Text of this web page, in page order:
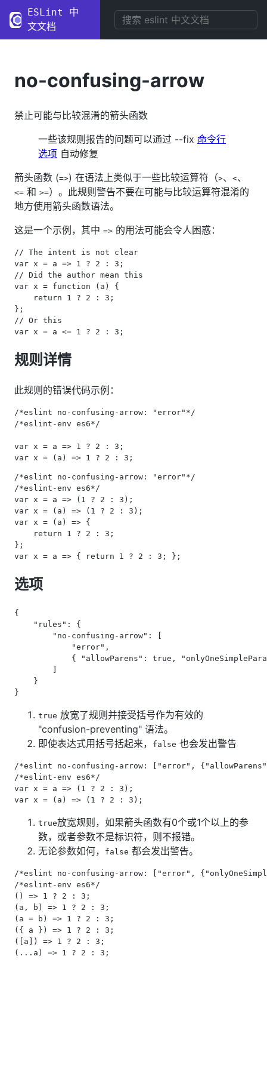
ESLint 中
文文档
no-confusing-arrow
禁止可能与比较混淆的箭头函数
一些该规则报告的问题可以通过 --fix 命令行
选项 自动修复
箭头函数 (=>) 在语法上类似于一些比较运算符（>、 <、
<= 和 >=）。此规则警告不要在可能与比较运算符混淆的
地方使用箭头函数语法。
这是一个示例，其中 => 的用法可能会令人困惑：
// The intent is not clear
var x = a => 1 ? 2 : 3;
// Did the author mean this
var x = function (a) {
    return 1 ? 2 : 3;
};
// Or this
规则详情
此规则的错误代码示例：
/*eslint no-confusing-arrow: "error"*/
/*eslint-env es6*/
var x = a => 1 ? 2 : 3;
/*eslint no-confusing-arrow: "error"*/
/*eslint-env es6*/
var x = a => (1 ? 2 : 3);
var x = (a) => (1 ? 2 : 3);
var x = (a) => {
    return 1 ? 2 : 3;
};
选项
{
    "rules": {
        "no-confusing-arrow": [
            "error",
{ "allowParens": true,
        ]
    }
true 放宽了规则并接受括号作为有效的
"confusion-preventing" 语法。
即使表达式用括号括起来，
false 也会发出警告
/*eslint no-confusing-arrow: ["error",
/*eslint-env es6*/
var x = a => (1 ? 2 : 3);
true放宽规则，如果箭头函数有0个或1个以上的参
数，或者参数不是标识符，则不报错。
无论参数如何，
false 都会发出警告。
/*eslint no-confusing-arrow: ["error",
/*eslint-env es6*/
() => 1 ? 2 : 3;
(a, b) => 1 ? 2 : 3;
(a = b) => 1 ? 2 : 3;
({ a }) => 1 ? 2 : 3;
([a]) => 1 ? 2 : 3;